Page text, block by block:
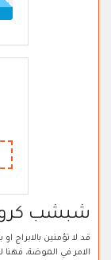
شبشب
قد لا تؤمنين بالابراج
الامر في الموضة، فهنا